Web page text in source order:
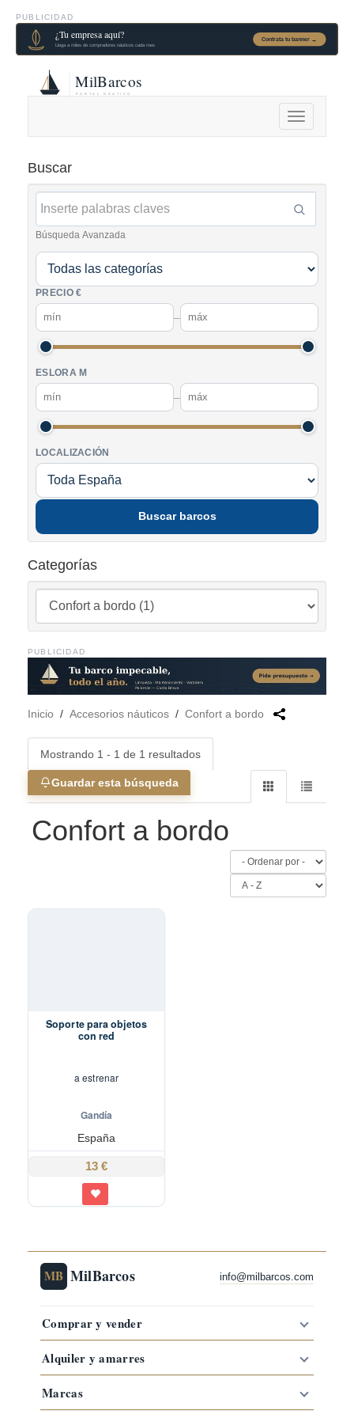
PUBLICIDAD
Alternar
navegación
Buscar
Búsqueda Avanzada
PRECIO €
–
ESLORA M
–
LOCALIZACIÓN
Buscar barcos
Categorías
PUBLICIDAD
Inicio / Accesorios náuticos / Confort a bordo
Mostrando 1 - 1 de 1 resultados
Guardar esta búsqueda
Confort a bordo
Soporte para objetos
con red
a estrenar
Gandía
España
13 €
MB MilBarcos info@milbarcos.com
Comprar y vender
Alquiler y amarres
Marcas